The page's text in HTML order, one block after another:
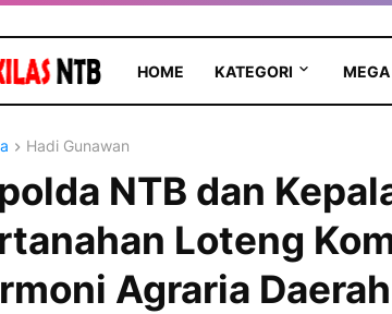
HOME KATEGORI
Hadi Gunawan
NTB dan
Loteng
Agraria Daerah